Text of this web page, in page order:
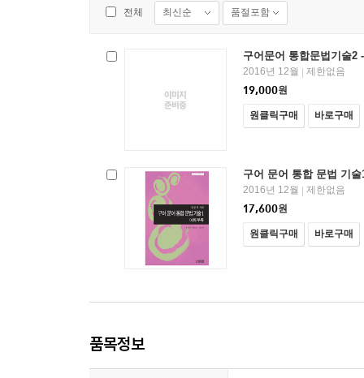
전체 최신순 품절포함
구어문어 통합문법기술2
2016년 12월
제한없음
19,000원
원클릭구매 바로구매
구어 문어 통합 문법 기
2016년 12월
제한없음
17,600원
원클릭구매 바로구매
품목정보